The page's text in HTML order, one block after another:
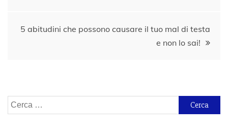
5 abitudini che possono causare il tuo mal di testa
e non lo sai!
Ricerca
per: